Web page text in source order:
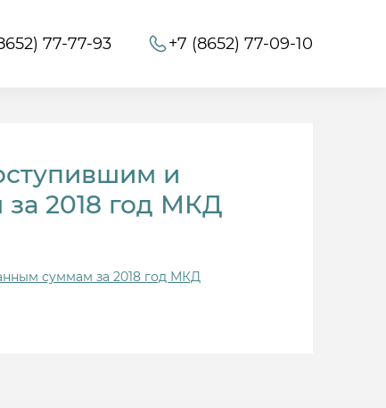
77-77-93 +7 (8652) 77-09-10
и
2018 год МКД
суммам за 2018 год МКД